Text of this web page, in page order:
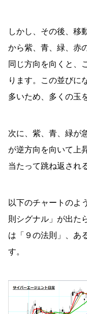
しかし、その後、移
から紫、青、緑、赤
同じ方向を向くと、
ります。この並びに
多いため、多くの玉
次に、紫、青、緑が
が逆方向を向いて上
当たって跳ね返され
以下のチャートのよ
則シグナル」が出た
は「９の法則」、あ
す。